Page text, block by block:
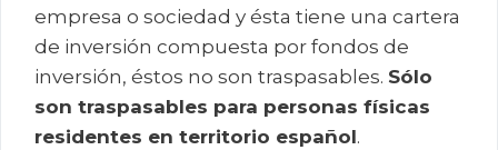
empresa o sociedad y ésta tiene una cartera
de inversión compuesta por fondos de
inversión, éstos no son traspasables. Sólo
son traspasables para personas físicas
residentes en territorio español.